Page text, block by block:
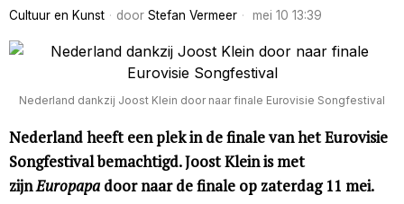
Cultuur en Kunst door Stefan Vermeer mei 10 13:39
Nederland dankzij Joost Klein door naar finale Eurovisie Songfestival
Nederland heeft een plek in de finale van het Eurovisie
Songfestival bemachtigd. Joost Klein is met
zijnEuropapadoor naar de finale op zaterdag 11 mei.